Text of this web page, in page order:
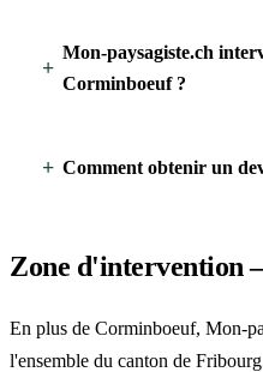
Mon-paysagiste.ch
Corminboeuf ?
Comment obtenir un
Zone d'intervention
En plus de Corminboeuf, Mon-
l'ensemble du canton de